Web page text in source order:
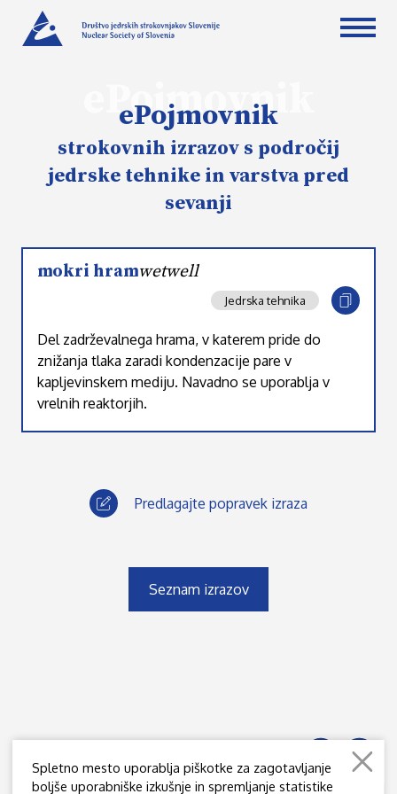
ePojmovnik
ePojmovnik
strokovnih izrazov s področij
jedrske tehnike in varstva pred
sevanji
mokri hramwetwell
Jedrska tehnika
Del zadrževalnega hrama, v katerem pride do
znižanja tlaka zaradi kondenzacije pare v
kapljevinskem mediju. Navadno se uporablja v
vrelnih reaktorjih.
Predlagajte popravek izraza
Seznam izrazov
Spletno mesto uporablja piškotke za zagotavljanje
boljše uporabniške izkušnje in spremljanje statistike